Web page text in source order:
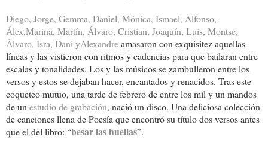
Diego, Jorge, Gemma, Daniel, Mónica, Ismael, Alfonso,
Álex,Marina, Martín, Álvaro, Cristian, Joaquín, Luis, Montse,
Álvaro, Isra, Dani yAlexandreamasaron con exquisitez aquellas
líneas y las vistieron con ritmos y cadencias para que bailaran entre
escalas y tonalidades. Los y las músicos se zambulleron entre los
versos y estos se dejaban hacer, encantados y renacidos. Tras este
coqueteo mutuo, una tarde de febrero de entre los mil y un mandos
de un estudio de grabación, nació un disco. Una deliciosa colección
de canciones llena de Poesía que encontró su título dos versos antes
que el del libro: “besar las huellas”.